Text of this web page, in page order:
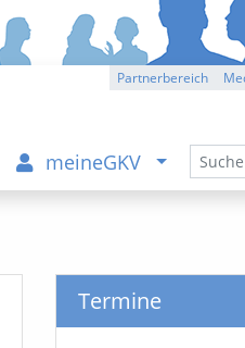
Partnerbereich
meineGKV
Termine